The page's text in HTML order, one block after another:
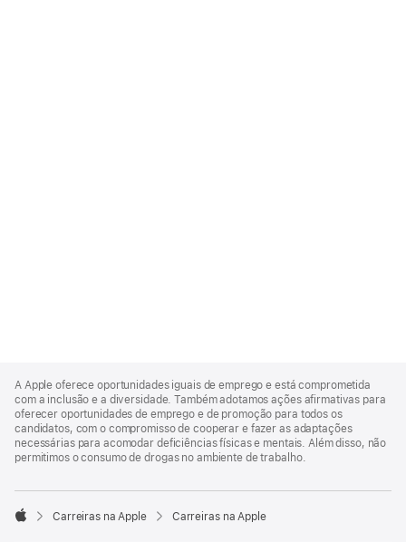
Footer
A Apple oferece oportunidades iguais de emprego e está comprometida
com a inclusão e a diversidade. Também adotamos ações afirmativas para
oferecer oportunidades de emprego e de promoção para todos os
candidatos, com o compromisso de cooperar e fazer as adaptações
necessárias para acomodar deficiências físicas e mentais. Além disso, não
permitimos o consumo de drogas no ambiente de trabalho.

Carreiras na Apple Carreiras na Apple